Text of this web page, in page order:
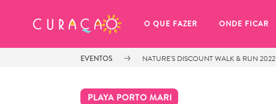
O QUE FAZER ONDE FICAR
EVENTOS NATURE'S DISCOUNT WALK & RUN 2022
PLAYA PORTO MARI
MEUS FAVORITOS